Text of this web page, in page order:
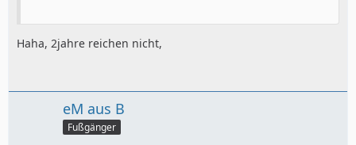
Haha, 2jahre reichen nicht,
eM aus B
Fußgänger